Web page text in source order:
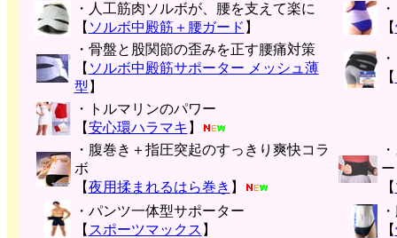
・人工筋肉ソルボが、腰を支えて楽に
【 ソルボ中殿筋＋腰ガード 】
【
・骨盤と股関節の歪みを正す腰痛対策
【 ソルボ中殿筋サポーター メッシュ薄
型 】
【
・トルマリンのパワー
【安心環ハラマキ 】
・腹巻き＋指圧突起のすっきり爽快コラ
ボ
【夜用揉まれるはら巻き 】
ー
【
・パンツ一体型サポーター
【 スポーツマックス 】
【